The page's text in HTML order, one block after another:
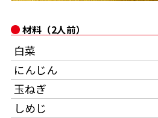
旨さ、別格。だし屋の鍋
おいしいレシピを商品から探す
かつお節レシピ
かつお節・だしを楽しむ
だしコミュ
採用情報
- ジョブリターン制
Global
材料（2人前）
白菜
にんじん
玉ねぎ
しめじ